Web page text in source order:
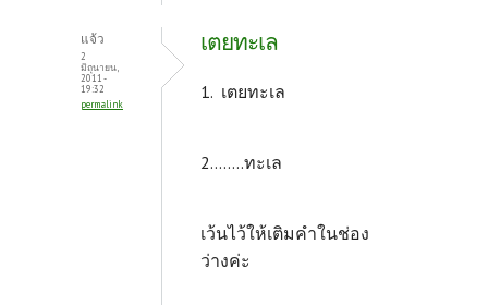
แจ้ว
2
มิถุนายน,
2011 -
19:32
permalink
เตยทะเล
1. เตยทะเล
2........ทะเล
เว้นไว้ให้เติมคำในช่อง
ว่างค่ะ